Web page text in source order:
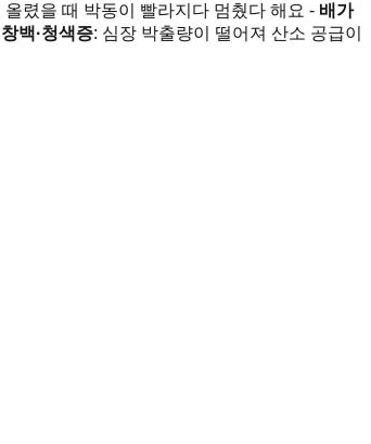
올렸을 때 박동이 빨라지다 멈췄다 해요 - 배가
백·청색증: 심장 박출량이 떨어져 산소 공급이